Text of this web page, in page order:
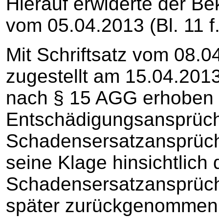
vom 05.04.2013 (Bl. 11
Mit Schriftsatz vom
zugestellt am
nach § 15 AGG
seine Klage hinsichtlich
später